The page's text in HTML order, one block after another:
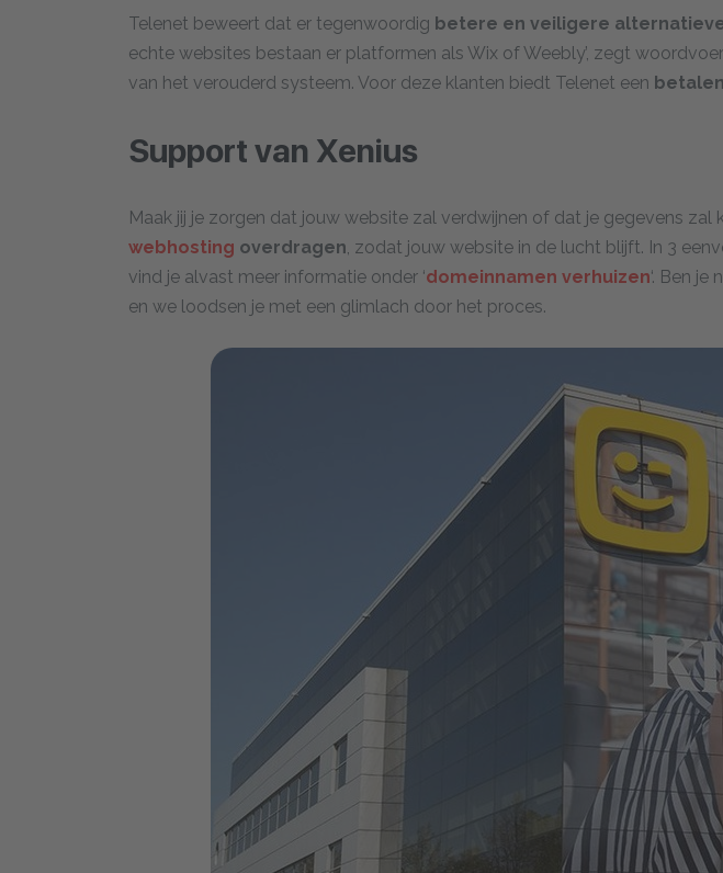
Telenet beweert dat er tegenwoordig betere en veiligere
echte websites bestaan er platformen als Wix of Weebly’, zegt
van het verouderd systeem. Voor deze klanten biedt Telenet een
Support van Xenius
Maak jij je zorgen dat jouw website zal verdwijnen of dat je gegevens zal
webhosting overdragen, zodat jouw website in de lucht blijft. In 3
vind je alvast meer informatie onder ‘domeinnamen verhuizen‘. Ben
en we loodsen je met een glimlach door het proces.